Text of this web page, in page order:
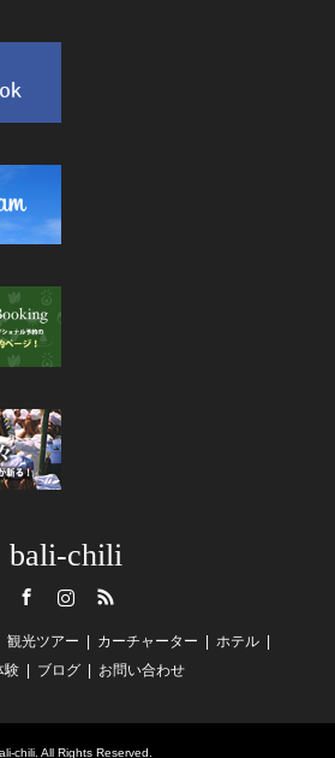
bali-chili
観光ツアー カーチャーター
ホテル
験
ブログ お問い合わせ
chili . All Rights Reserved.